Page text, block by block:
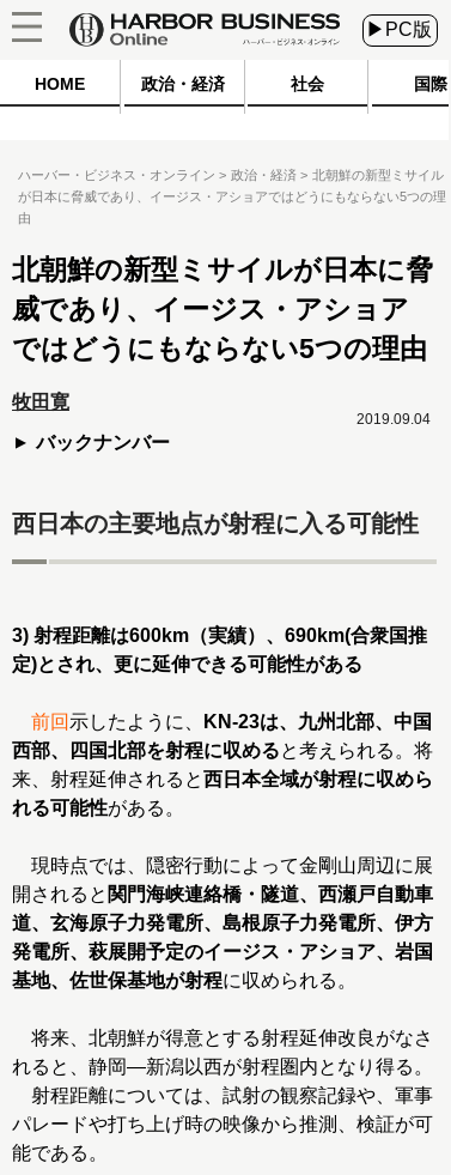
▶PC版
HOME 政治・経済 社会 国際
ハーバー・ビジネス・オンライン 政治・経済
北朝鮮の新型ミサイル
が日本に脅威であり、イージス・アショアではどうにもならない5つの理
由
北朝鮮の新型ミサイルが日本に脅
威であり、イージス・アショア
ではどうにもならない5つの理由
牧田寛
バックナンバー
2019.09.04
西日本の主要地点が射程に入る可能性
3) 射程距離は600km（実績）、690km(合衆国推
定)とされ、更に延伸できる可能性がある
前回 示したように、
KN-23は、九州北部、中国
西部、四国北部を射程に収めると考えられる。将
来、射程延伸されると西日本全域が射程に収めら
れる可能性がある。
現時点では、隠密行動によって金剛山周辺に展
開されると 関門海峡連絡橋・隧道、西瀬戸自動車
道、玄海原子力発電所、島根原子力発電所、伊方
発電所、萩展開予定のイージス・アショア、岩国
基地、佐世保基地が射程に収められる。
将来、北朝鮮が得意とする射程延伸改良がなさ
れると、静岡―新潟以西が射程圏内となり得る。
射程距離については、試射の観察記録や、軍事
パレードや打ち上げ時の映像から推測、検証が可
能である。